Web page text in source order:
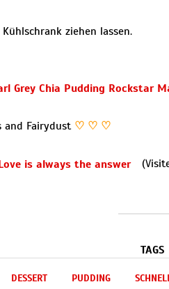
ziehen lassen.
and Fairydust ♡ ♡ ♡
TAGS
DESSERT PUDDING